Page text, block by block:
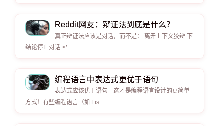
Reddit网友：辩证法到底是什么？
真正辩证法应该是对话，而不是： 离开上下文狡辩 下
结论停止对话 </.
编程语言中表达式更优于语句
表达式应该优于语句：这才是编程语言设计的更简单
方式！有些编程语言（如 Lis.